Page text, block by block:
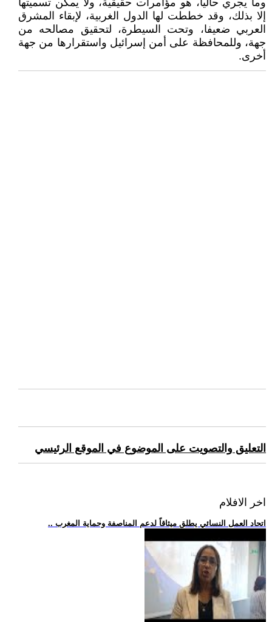
وما يجري حاليا، هو مؤامرات حقيقية، ولا يمكن تسميتها
إلا بذلك، وقد خططت لها الدول الغربية، لإبقاء المشرق
العربي ضعيفا، وتحت السيطرة، لتحقيق مصالحه من
جهة، وللمحافظة على أمن إسرائيل واستقرارها من جهة
أخرى.
التعليق والتصويت على الموضوع في الموقع الرئيسي
اخر الافلام
.. اتحاد العمل النسائي يطلق ميثاقاً لدعم المناصفة وحماية المغرب